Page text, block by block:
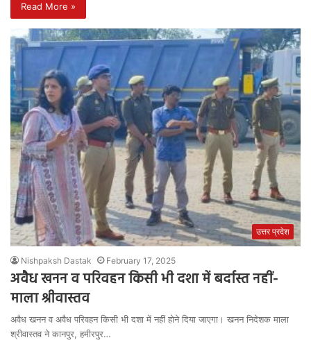
Read More »
उत्तर प्रदेश
Nishpaksh Dastak February 17, 2025
अवैध खनन व परिवहन किसी भी दशा में बर्दास्त नहीं-
माला श्रीवास्तव
अवैध खनन व अवैध परिवहन किसी भी दशा में नहीं होने दिया जाएगा। खनन निदेशक माला
श्रीवास्तव ने कानपुर, हमीरपुर…